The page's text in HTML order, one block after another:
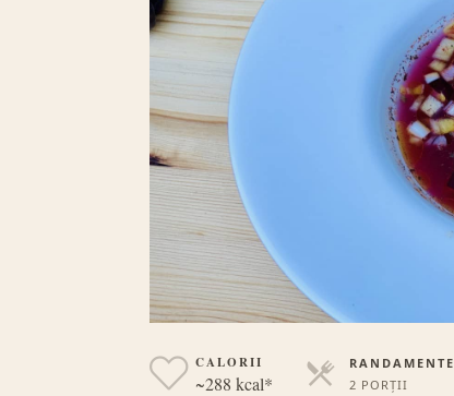
CALORII
~288 kcal*
RANDAMENTE
2 PORȚII